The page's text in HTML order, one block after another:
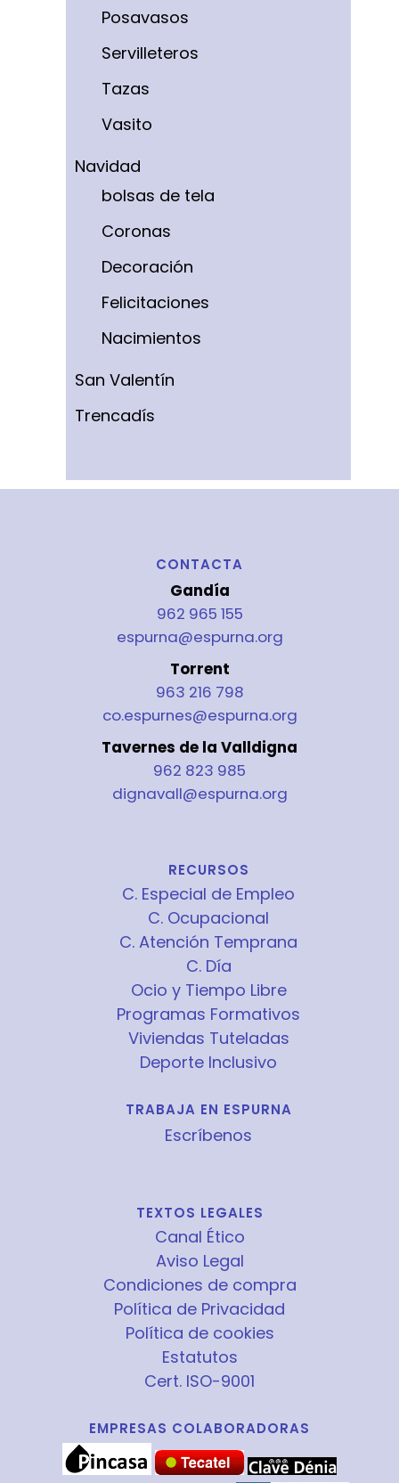
Posavasos
Servilleteros
Tazas
Vasito
Navidad
bolsas de tela
Coronas
Decoración
Felicitaciones
Nacimientos
San Valentín
Trencadís
CONTACTA
Gandía
962 965 155
espurna@espurna.org
Torrent
963 216 798
co.espurnes@espurna.org
Tavernes de la Valldigna
962 823 985
dignavall@espurna.org
RECURSOS
C. Especial de Empleo
C. Ocupacional
C. Atención Temprana
C. Día
Ocio y Tiempo Libre
Programas Formativos
Viviendas Tuteladas
Deporte Inclusivo
TRABAJA EN ESPURNA
Escríbenos
TEXTOS LEGALES
Canal Ético
Aviso Legal
Condiciones de compra
Política de Privacidad
Política de cookies
Estatutos
Cert. ISO-9001
EMPRESAS COLABORADORAS